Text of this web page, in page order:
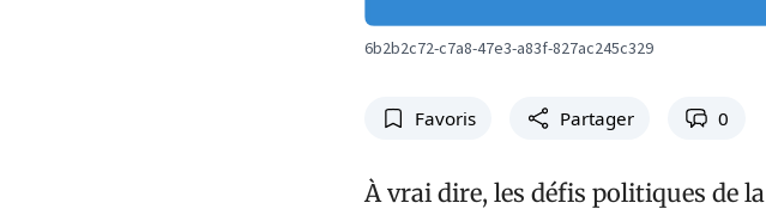
6b2b2c72-c7a8-47e3-a83f-827ac245c329
Favoris Partager 0
À vrai dire, les défis politiques de